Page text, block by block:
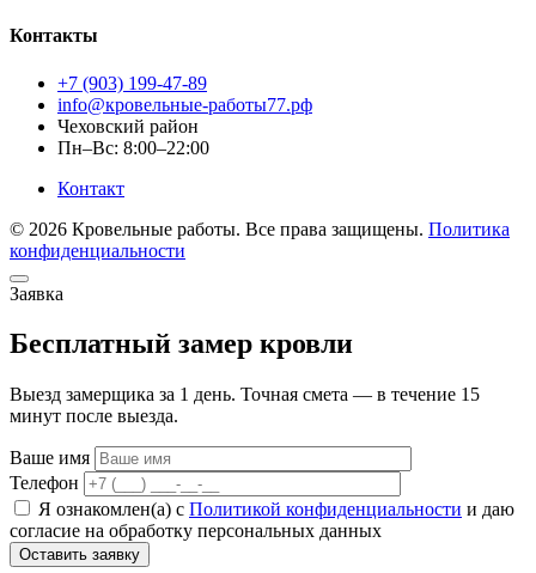
Контакты
+7 (903) 199-47-89
info@кровельные-работы77.рф
Чеховский район
Пн–Вс: 8:00–22:00
Контакт
© 2026 Кровельные работы. Все права защищены. Политика
конфиденциальности
Заявка
Бесплатный замер кровли
Выезд замерщика за 1 день. Точная смета — в течение 15
минут после выезда.
Ваше имя
Телефон
Я ознакомлен(а) с Политикой конфиденциальности и даю
согласие на обработку персональных данных